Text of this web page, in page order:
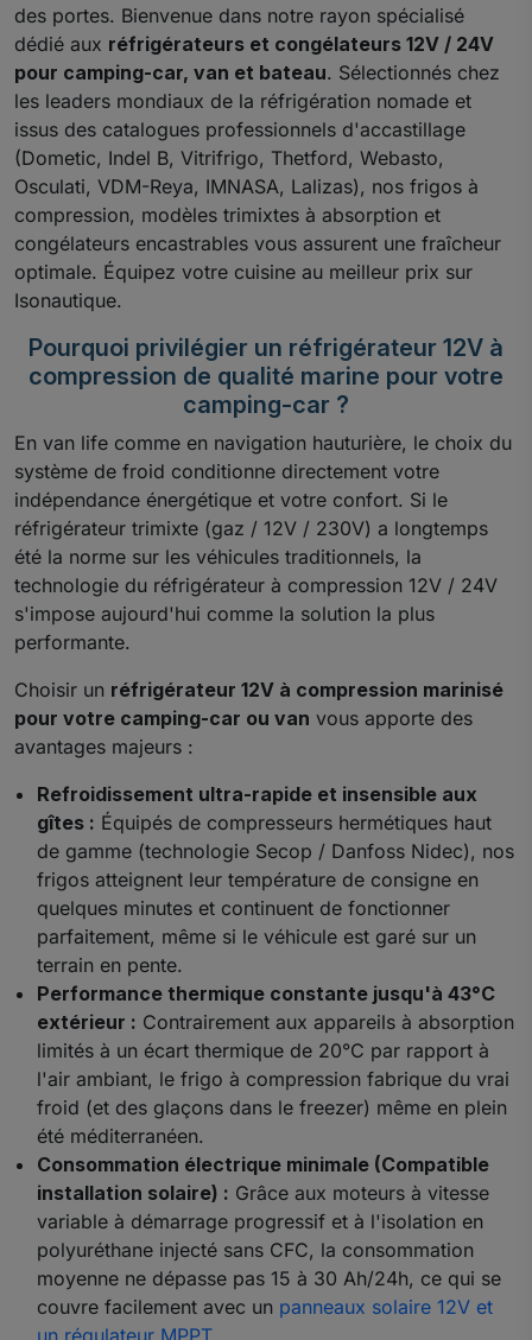
des portes. Bienvenue dans notre rayon spécialisé
dédié aux réfrigérateurs et congélateurs 12V / 24V
pour camping-car, van et bateau. Sélectionnés chez
les leaders mondiaux de la réfrigération nomade et
issus des catalogues professionnels d'accastillage
(Dometic, Indel B, Vitrifrigo, Thetford, Webasto,
Osculati, VDM-Reya, IMNASA, Lalizas), nos frigos à
compression, modèles trimixtes à absorption et
congélateurs encastrables vous assurent une fraîcheur
optimale. Équipez votre cuisine au meilleur prix sur
Isonautique.
Pourquoi privilégier un réfrigérateur 12V à
compression de qualité marine pour votre
camping-car ?
En van life comme en navigation hauturière, le choix du
système de froid conditionne directement votre
indépendance énergétique et votre confort. Si le
réfrigérateur trimixte (gaz / 12V / 230V) a longtemps
été la norme sur les véhicules traditionnels, la
technologie du réfrigérateur à compression 12V / 24V
s'impose aujourd'hui comme la solution la plus
performante.
Choisir un réfrigérateur 12V à compression marinisé
pour votre camping-car ou van vous apporte des
avantages majeurs :
Refroidissement ultra-rapide et insensible aux
gîtes : Équipés de compresseurs hermétiques haut
de gamme (technologie Secop / Danfoss Nidec), nos
frigos atteignent leur température de consigne en
quelques minutes et continuent de fonctionner
parfaitement, même si le véhicule est garé sur un
terrain en pente.
Performance thermique constante jusqu'à 43°C
extérieur : Contrairement aux appareils à absorption
limités à un écart thermique de 20°C par rapport à
l'air ambiant, le frigo à compression fabrique du vrai
froid (et des glaçons dans le freezer) même en plein
été méditerranéen.
Consommation électrique minimale (Compatible
installation solaire) : Grâce aux moteurs à vitesse
variable à démarrage progressif et à l'isolation en
polyuréthane injecté sans CFC, la consommation
moyenne ne dépasse pas 15 à 30 Ah/24h, ce qui se
couvre facilement avec un panneaux solaire 12V et
un régulateur MPPT.